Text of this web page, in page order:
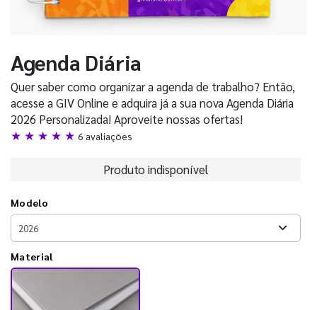
Agenda Diária
Quer saber como organizar a agenda de trabalho? Então,
acesse a GIV Online e adquira já a sua nova Agenda Diária
2026 Personalizada! Aproveite nossas ofertas!
★ ★ ★ ★ ★ 6 avaliações
Produto indisponível
Modelo
Material